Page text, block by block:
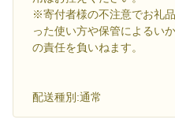
※寄付者様の不注意でお礼
った使い方や保管によるい
の責任を負いねます。
配送種別:通常